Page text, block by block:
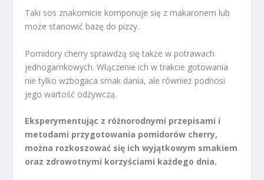
Taki sos znakomicie komponuje się z makaronem lub
może stanowić bazę do pizzy.
Pomidory cherry sprawdzą się także w potrawach
jednogarnkowych. Włączenie ich w trakcie gotowania
nie tylko wzbogaca smak dania, ale również podnosi
jego wartość odżywczą.
Eksperymentując z różnorodnymi przepisami i
metodami przygotowania pomidorów cherry,
można rozkoszować się ich wyjątkowym smakiem
oraz zdrowotnymi korzyściami każdego dnia.